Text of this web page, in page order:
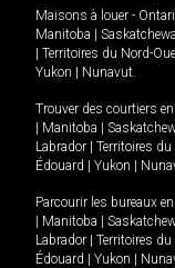
Maisons à louer -
Manitoba
Territoires du Nord-
Yukon
Nunavut.
Trouver des courtiers en
Manitoba
Labrador
Territoires
Édouard
Yukon
Parcourir les bureaux en
Manitoba
Labrador
Territoires
Édouard
Yukon